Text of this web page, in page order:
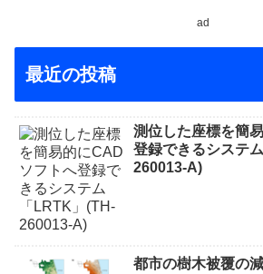
ad
最近の投稿
測位した座標を簡
登録できるシステ
260013-A)
都市の樹木被覆の